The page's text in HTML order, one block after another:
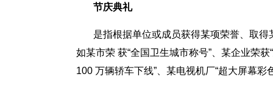
节庆典礼
是指根据单位或成员获得某项荣誉、取
如某市荣 获“全国卫生城市称号”、某企业荣
100 万辆轿车下线”、某电视机厂“超大屏幕彩